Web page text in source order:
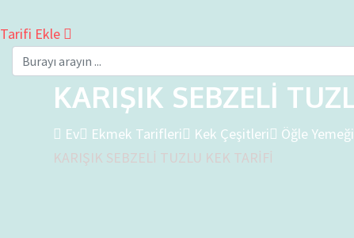
Tarifi Ekle
KARIŞIK SEBZELİ
Ev Ekmek Tarifleri Kek Çeşitleri Öğle Yemeği
KARIŞIK SEBZELİ TUZLU KEK TARİFİ